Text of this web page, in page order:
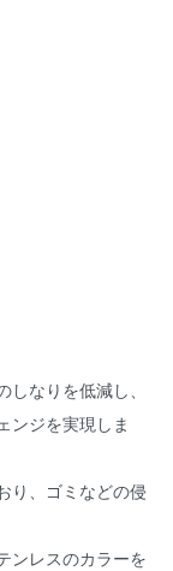
なりを低減し、
ンジを実現しま
り、ゴミなどの侵
ンレスのカラーを